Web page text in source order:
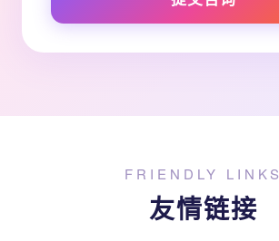
FRIENDLY LINKS
友情链接